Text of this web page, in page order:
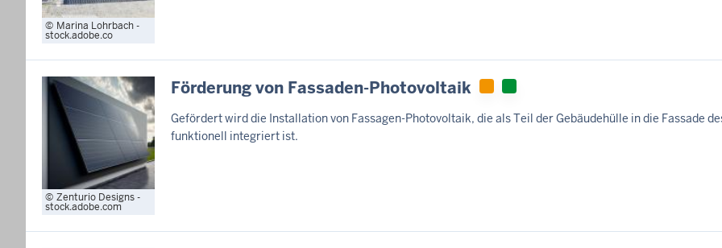
Marina Lohrbach -
stock.adobe.co
Zenturio Designs -
stock.adobe.com
Förderung von Fassaden-Photovoltaik
Gefördert wird die Installation von Fassagen-Photovoltaik, die als Teil der Gebäudehülle in die Fassade
funktionell integriert ist.